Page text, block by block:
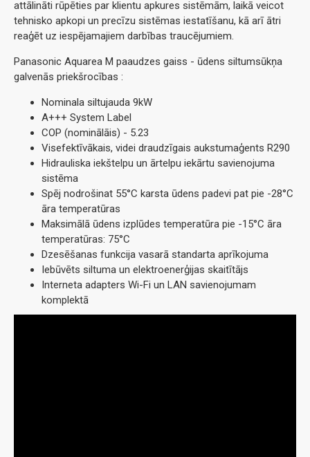
attālināti rūpēties par klientu apkures sistēmām, laikā veicot
tehnisko apkopi un precīzu sistēmas iestatīšanu, kā arī ātri
reaģēt uz iespējamajiem darbības traucējumiem.
Panasonic Aquarea M paaudzes gaiss - ūdens siltumsūkņa
galvenās priekšrocības :
Nominala siltujauda 9kW
A+++ System Label
COP (nominālāis) - 5.23
Visefektīvākais, videi draudzīgais aukstumaģents R290
Hidrauliska iekštelpu un ārtelpu iekārtu savienojuma
sistēma
Spēj nodrošinat 55°С karsta ūdens padevi pat pie -28°С
āra temperatūras
Maksimālā ūdens izplūdes temperatūra pie -15°С āra
temperatūras: 75°С
Dzesēšanas funkcija vasarā standarta aprīkojuma
Iebūvēts siltuma un elektroenerģijas skaitītājs
Interneta adapters Wi-Fi un LAN savienojumam
komplektā